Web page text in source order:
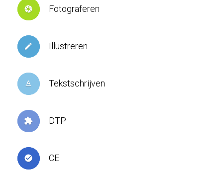
camera Fotograferen
create Illustreren
text_format Tekstschrijven
extension DTP
check_circle CE